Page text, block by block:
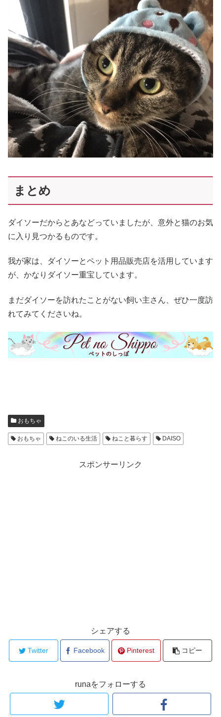
まとめ
ダイソーだからとあなどっていましたが、意外と猫のお気
に入り見つかるものです。
我が家は、ダイソーとペット用品販売店を活用しています
が、かなりダイソー重宝しています。
まだダイソーを訪れたことがない飼い主さん、ぜひ一度訪
れてみてくださいね。
おもちゃ
おもちゃ ねこのいる生活 ねこと暮らす DAISO
スポンサーリンク
シェアする
Twitter Facebook Pinterest コピー
runaをフォローする